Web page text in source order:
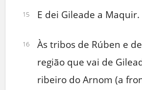
15 E dei Gileade a Maquir.
16
Às tribos de Rúben e
região que vai de
ribeiro do Arnom (a